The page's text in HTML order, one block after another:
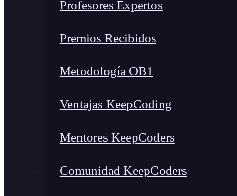
Profesores Expertos
Premios Recibidos
Metodología OB1
Ventajas KeepCoding
Mentores KeepCoders
Comunidad KeepCoders